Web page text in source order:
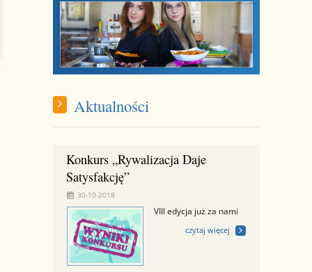
Aktualności
Konkurs „Rywalizacja Daje
Satysfakcję”
30-10-2018
VIII edycja już za nami
czytaj więcej